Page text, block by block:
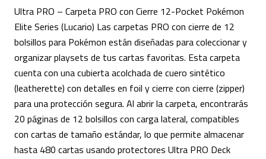
Ultra PRO – Carpeta PRO con Cierre 12-Pocket Pokémon
Elite Series (Lucario) Las carpetas PRO con cierre de 12
bolsillos para Pokémon están diseñadas para coleccionar y
organizar playsets de tus cartas favoritas. Esta carpeta
cuenta con una cubierta acolchada de cuero sintético
(leatherette) con detalles en foil y cierre con cierre (zipper)
para una protección segura. Al abrir la carpeta, encontrarás
20 páginas de 12 bolsillos con carga lateral, compatibles
con cartas de tamaño estándar, lo que permite almacenar
hasta 480 cartas usando protectores Ultra PRO Deck